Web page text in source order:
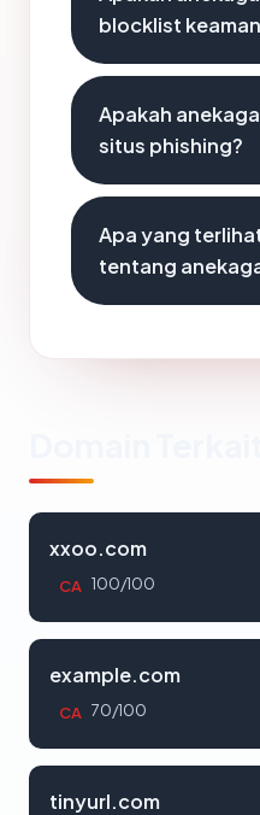
blocklist
Apakah
situs phishing?
Apa yang
tentang
xxoo.com
CA 100/100
example.com
CA 70/100
tinyurl.com